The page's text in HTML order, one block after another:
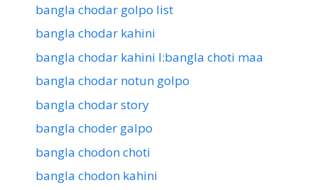
bangla chodar golpo list
bangla chodar kahini
bangla chodar kahini l:bangla choti maa
bangla chodar notun golpo
bangla chodar story
bangla choder galpo
bangla chodon choti
bangla chodon kahini